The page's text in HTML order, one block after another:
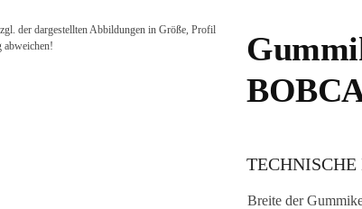
der dargestellten Abbildungen in Größe, Profil
abweichen!
TECHNISCHE
Breite der